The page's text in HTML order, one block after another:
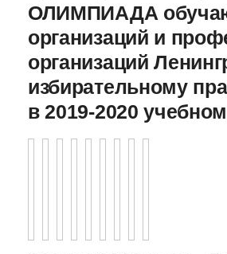
ОЛИМПИАДА
организаций и
организаций
избирательному
в 2019-2020